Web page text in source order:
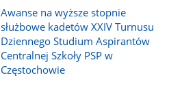
Awanse na wyższe stopnie
służbowe kadetów XXIV Turnusu
Dziennego Studium Aspirantów
Centralnej Szkoły PSP w
Częstochowie